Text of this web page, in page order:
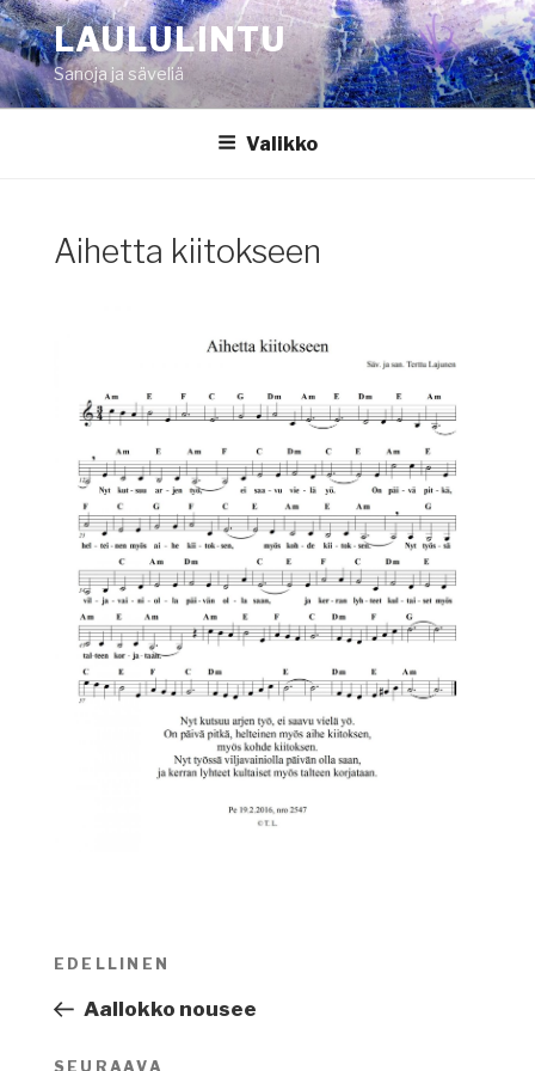
Siirry
sisältöönLAULULINTU
Sanoja ja säveliä
Valikko
Aihetta kiitokseen
Artikkelien
Edellinen
artikkeli
EDELLINEN
Aallokko nousee
SEURAAVA